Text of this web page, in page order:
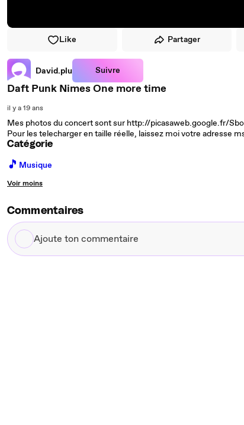
Like Partager
David.plu Suivre
Daft Punk Nimes One more time
il y a 19 ans
Mes photos du concert sont sur http://picasaweb.google.fr/
Pour les telecharger en taille réelle, laissez moi votre adresse
Catégorie
🎵 Musique
Voir moins
Commentaires
Ajoute
ton